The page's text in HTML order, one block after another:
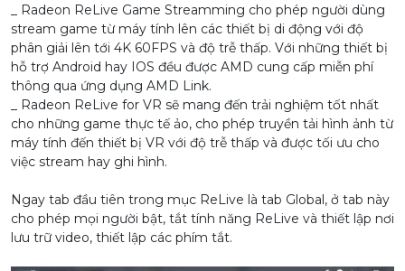
_ Radeon ReLive Game Streamming cho phép người dùng
stream game từ máy tính lên các thiết bị di động với độ
phân giải lên tới 4K 60FPS và độ trễ thấp. Với những thiết bị
hỗ trợ Android hay IOS đều được AMD cung cấp miễn phí
thông qua ứng dụng AMD Link.
_ Radeon ReLive for VR sẽ mang đến trải nghiệm tốt nhất
cho những game thực tế ảo, cho phép truyền tải hình ảnh từ
máy tính đến thiết bị VR với độ trễ thấp và được tối ưu cho
việc stream hay ghi hình.
Ngay tab đầu tiên trong mục ReLive là tab Global, ở tab này
cho phép mọi người bật, tắt tính năng ReLive và thiết lập nơi
lưu trữ video, thiết lập các phím tắt.